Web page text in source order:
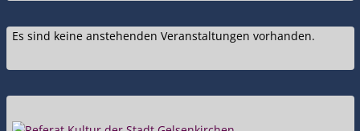
Es sind keine anstehenden Veranstaltungen vorhanden.